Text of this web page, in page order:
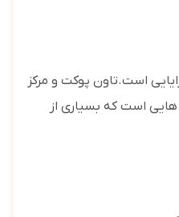
است.تاون پوکت و مرکز
یکی دیگر از ویژگی هایی است که بسیاری از